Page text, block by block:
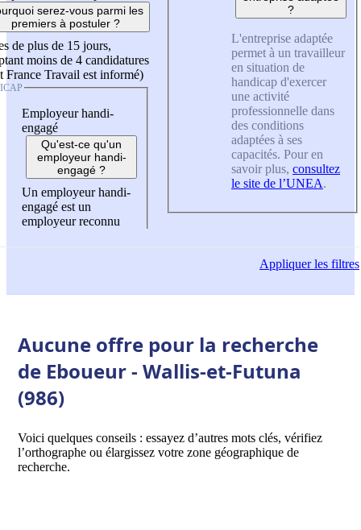
serez-vous parmi les
premiers à postuler ?
de plus de 15 jours,
moins de 4 candidatures
France Travail est informé)
Employeur handi-
engagé
Qu'est-ce qu'un
employeur handi-
engagé ?
Un employeur handi-
engagé est un
employeur reconnu
?
L'entreprise adaptée
permet à un travailleur
en situation de
handicap d'exercer
une activité
professionnelle dans
des conditions
adaptées à ses
capacités. Pour en
savoir plus, consultez
le site de l’UNEA.
Appliquerles filtres
Aucune offre pour la recherche
de Eboueur - Wallis-et-Futuna
(986)
Voici quelques conseils : essayez d’autres mots clés, vérifiez
l’orthographe ou élargissez votre zone géographique de
recherche.